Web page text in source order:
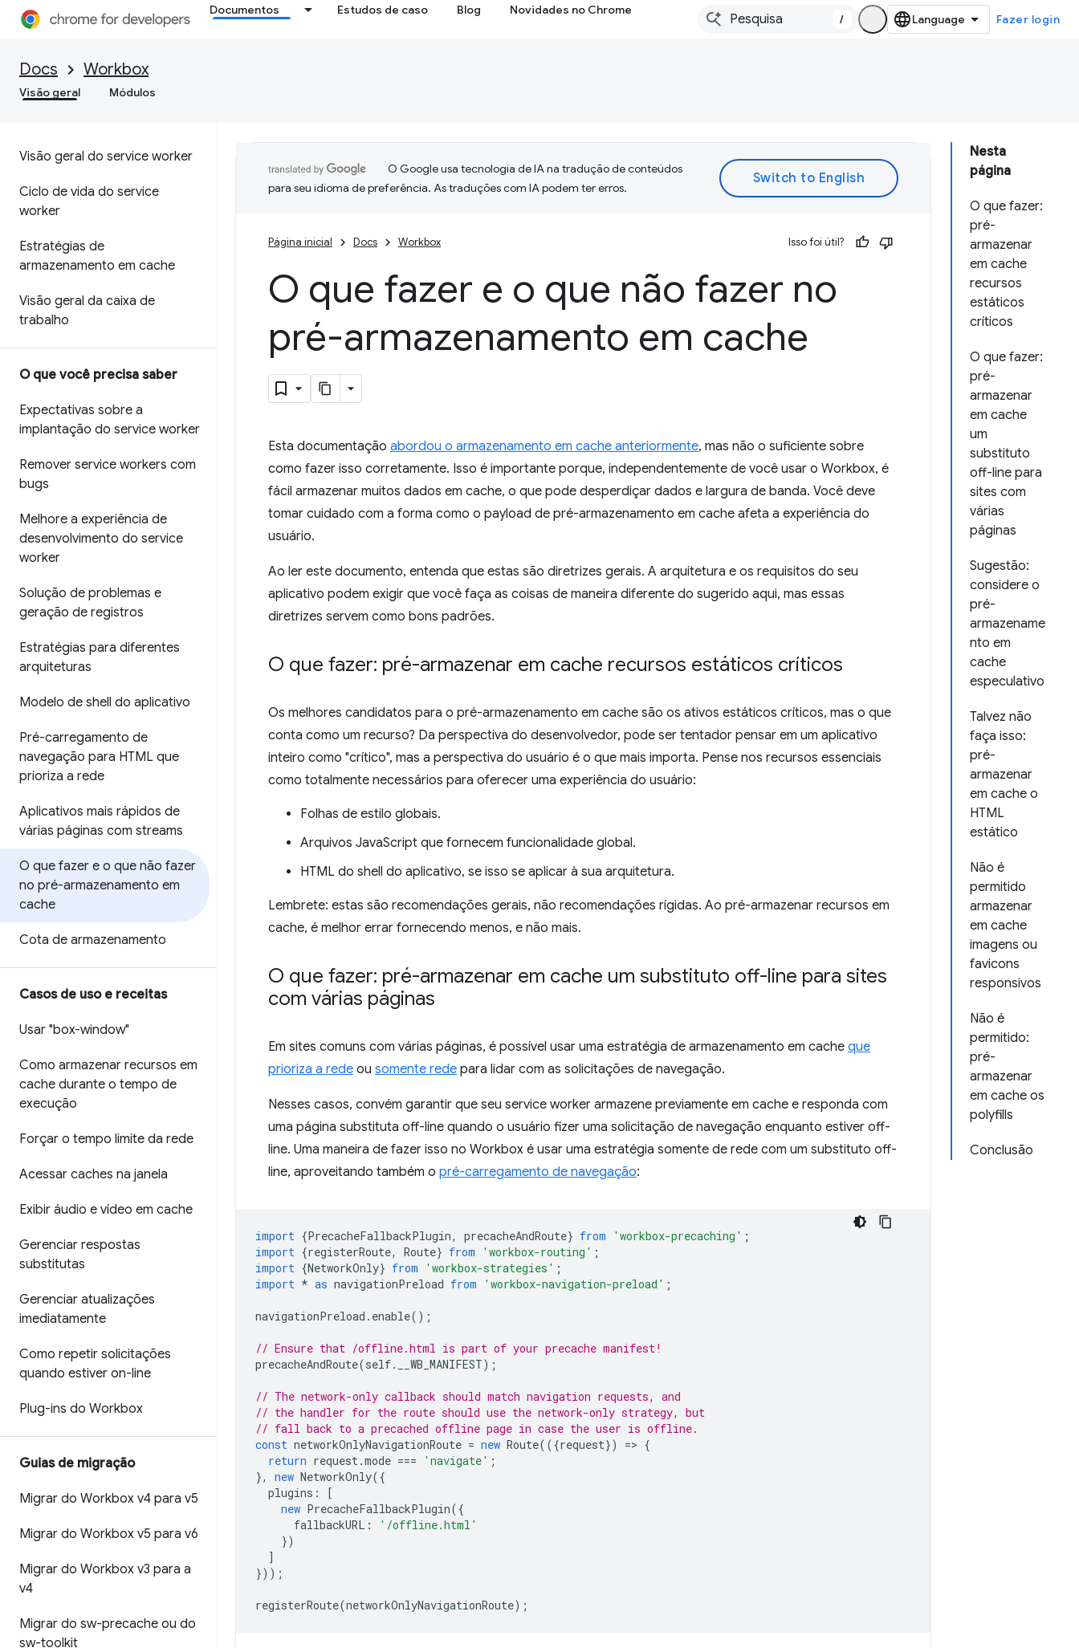
Documentos Estudos de caso Blog Novidades no Chrome
/ Fazer login
Docs Workbox
Visão geral Módulos
Visão geral do service worker
Ciclo de vida do service
worker
Estratégias de
armazenamento em cache
Visão geral da caixa de
trabalho
O que você precisa saber
Expectativas sobre a
implantação do service worker
Remover service workers com
bugs
Melhore a experiência de
desenvolvimento do service
worker
Solução de problemas e
geração de registros
Estratégias para diferentes
arquiteturas
Modelo de shell do aplicativo
Pré-carregamento de
navegação para HTML que
prioriza a rede
Aplicativos mais rápidos de
várias páginas com streams
O que fazer e o que não fazer
no pré-armazenamento em
cache
Cota de armazenamento
Casos de uso e receitas
Usar "box-window"
Como armazenar recursos em
cache durante o tempo de
execução
Forçar o tempo limite da rede
Acessar caches na janela
Exibir áudio e vídeo em cache
Gerenciar respostas
substitutas
Gerenciar atualizações
imediatamente
Como repetir solicitações
quando estiver on-line
Plug-ins do Workbox
Guias de migração
Migrar do Workbox v4 para v5
Migrar do Workbox v5 para v6
Migrar do Workbox v3 para a
v4
Migrar do sw-precache ou do
sw-toolkit
Nesta
página
O que fazer:
pré-
armazenar
em cache
recursos
estáticos
críticos
O que fazer:
pré-
armazenar
em cache
um
substituto
off-line para
sites com
várias
páginas
Sugestão:
considere o
pré-
armazename
nto em
cache
especulativo
Talvez não
faça isso:
pré-
armazenar
em cache o
HTML
estático
Não é
permitido
armazenar
em cache
imagens ou
favicons
responsivos
Não é
permitido:
pré-
armazenar
em cache os
polyfills
Conclusão
O Google usa tecnologia de IA na tradução de conteúdos
para seu idioma de preferência. As traduções com IA podem ter erros.
Página inicial Docs Workbox Isso foi útil?
O que fazer e o que não fazer no
pré-armazenamento em cache
Esta documentação abordou o armazenamento em cache anteriormente, mas não o suficiente sobre
como fazer isso corretamente. Isso é importante porque, independentemente de você usar o Workbox, é
fácil armazenar muitos dados em cache, o que pode desperdiçar dados e largura de banda. Você deve
tomar cuidado com a forma como o payload de pré-armazenamento em cache afeta a experiência do
usuário.
Ao ler este documento, entenda que estas são diretrizes gerais. A arquitetura e os requisitos do seu
aplicativo podem exigir que você faça as coisas de maneira diferente do sugerido aqui, mas essas
diretrizes servem como bons padrões.
O que fazer: pré-armazenar em cache recursos estáticos críticos
Os melhores candidatos para o pré-armazenamento em cache são os ativos estáticos críticos, mas o que
conta como um recurso? Da perspectiva do desenvolvedor, pode ser tentador pensar em um aplicativo
inteiro como "crítico", mas a perspectiva do usuário é o que mais importa. Pense nos recursos essenciais
como totalmente necessários para oferecer uma experiência do usuário:
Folhas de estilo globais.
Arquivos JavaScript que fornecem funcionalidade global.
HTML do shell do aplicativo, se isso se aplicar à sua arquitetura.
Lembrete: estas são recomendações gerais, não recomendações rígidas. Ao pré-armazenar recursos em
cache, é melhor errar fornecendo menos, e não mais.
O que fazer: pré-armazenar em cache um substituto off-line para sites
com várias páginas
Em sites comuns com várias páginas, é possível usar uma estratégia de armazenamento em cache que
prioriza a rede ou somente rede para lidar com as solicitações de navegação.
Nesses casos, convém garantir que seu service worker armazene previamente em cache e responda com
uma página substituta off-line quando o usuário fizer uma solicitação de navegação enquanto estiver off-
line. Uma maneira de fazer isso no Workbox é usar uma estratégia somente de rede com um substituto off-
line, aproveitando também o pré-carregamento de navegação:
import {PrecacheFallbackPlugin, precacheAndRoute} from 'workbox-precaching' ;
import {registerRoute, Route} from 'workbox-routing' ;
import {NetworkOnly} from 'workbox-strategies' ;
import * as navigationPreload from 'workbox-navigation-preload' ;
navigationPreload . enable();
// Ensure that /offline.html is part of your precache manifest!
precacheAndRoute(self. __WB_MANIFEST);
// The network-only callback should match navigation requests, and
// the handler for the route should use the network-only strategy, but
// fall back to a precached offline page in case the user is offline.
const networkOnlyNavigationRoute = new Route(({request}) => {
return request.mode === 'navigate' ;
},
new NetworkOnly({
plugins :
[
new PrecacheFallbackPlugin({
fallbackURL :
'/offline.html'
})
]
}));
registerRoute(networkOnlyNavigationRoute);